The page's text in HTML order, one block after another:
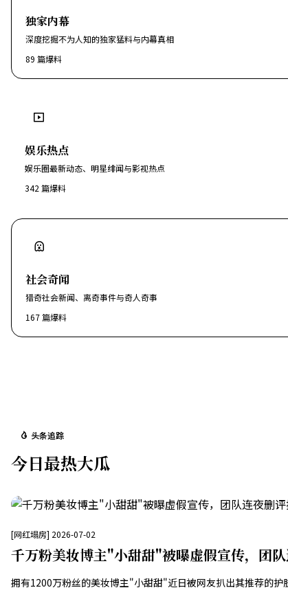
独家内幕
深度挖掘不为人知的独家猛料与内幕真相
89 篇爆料
娱乐热点
娱乐圈最新动态、明星绯闻与影视热点
342 篇爆料
社会奇闻
猎奇社会新闻、离奇事件与奇人奇事
167篇爆料
头条追踪
今日最热大瓜
[网红塌房] 2026-07-02
千万粉美妆博主"小甜甜"被曝虚假宣传，团
拥有1200万粉丝的美妆博主"小甜甜"近日被网友扒出其推荐的